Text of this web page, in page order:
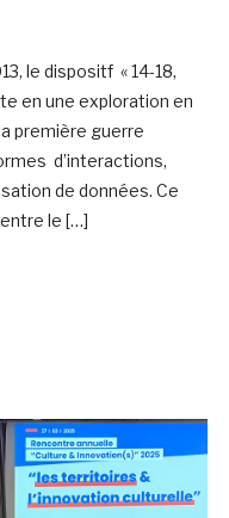
le dispositf « 14-18,
en une exploration en
première guerre
d’interactions,
de données. Ce
le […]